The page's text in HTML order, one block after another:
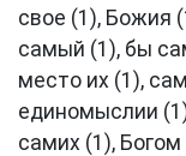
свое (1), Божия
самый (1), бы
место их (1),
единомыслии
самих (1),